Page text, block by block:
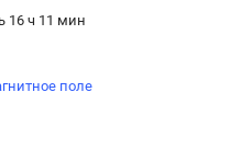
16 ч 11 мин
поле